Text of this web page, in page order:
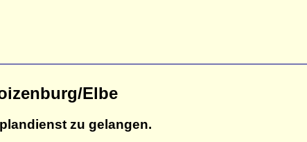
Elbe
zu gelangen.